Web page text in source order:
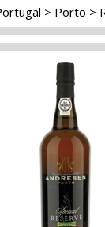
Porto